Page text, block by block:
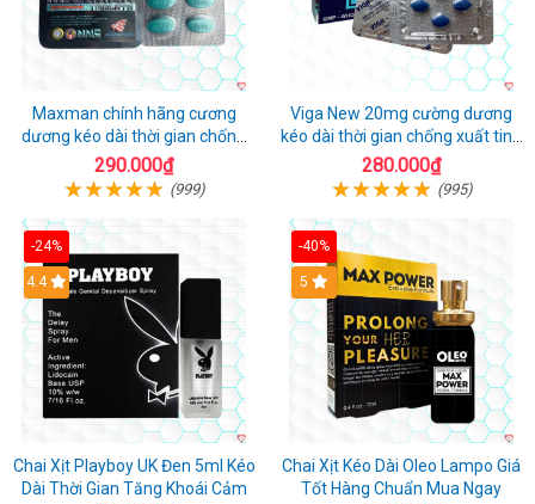
Maxman chính hãng cương
dương kéo dài thời gian chống
xuất tinh sớm hộp 10 viên
290.000₫
(999)
Viga New 20mg cường dương
kéo dài thời gian chống xuất tinh
hộp 4 viên
280.000₫
(995)
-24%
Hot
4.4
Chai Xịt Playboy UK Đen 5ml Kéo
Dài Thời Gian Tăng Khoái Cảm
-40%
5
Chai Xịt Kéo Dài Oleo Lampo Giá
Tốt Hàng Chuẩn Mua Ngay